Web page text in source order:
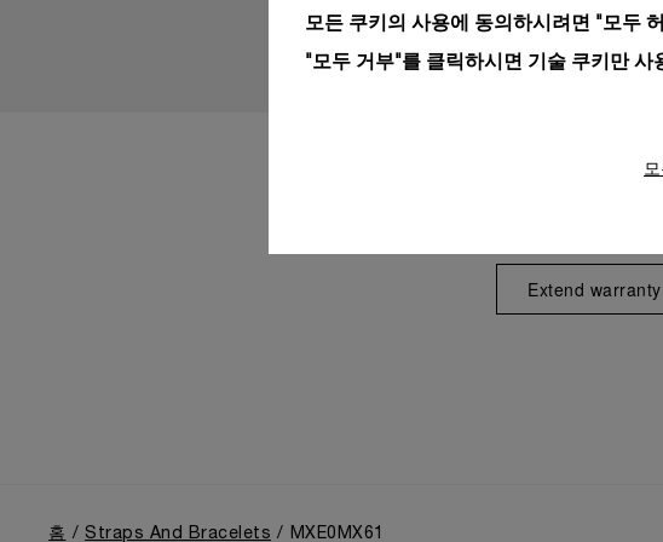
Extend warranty
홈 Straps And Bracelets MXE0MX61
모든 쿠키의 사용에 동의하시려면 "모두
"모두 거부"를 클릭하시면 기술 쿠키만 사